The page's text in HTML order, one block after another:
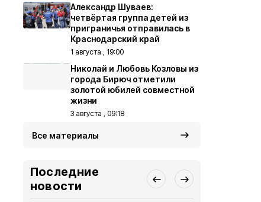
Александр Шуваев:
четвёртая группа детей из
приграничья отправилась в
Краснодарский край
1 августа , 19:00
Николай и Любовь Козловы из
города Бирюч отметили
золотой юбилей совместной
жизни
3 августа , 09:18
Все материалы
Последние
новости